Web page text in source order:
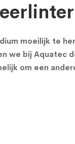
moeilijk te
we bij Aquatec
om een